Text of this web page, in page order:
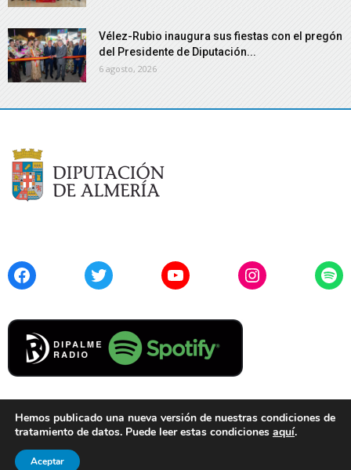
Vélez-Rubio inaugura sus fiestas con el pregón
del Presidente de Diputación...
6 agosto, 2026
FacebookTwitter YouTubeInstagram
Cookies
Hemos publicado una nueva versión de nuestras condiciones de
tratamiento de datos. Puede leer estas condiciones aquí.
Aceptar